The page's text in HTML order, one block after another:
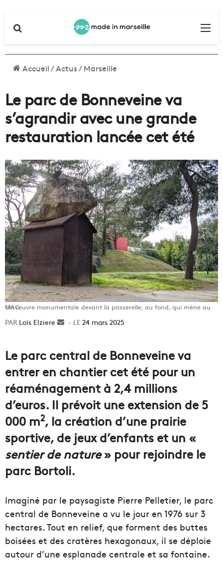
Accueil/Actus/Marseille
Le parc de Bonneveine va
s’agrandir avec une grande
restauration lancée cet été
Un œuvre monumentale devant la passerelle, au fond, qui mène au MAC.
Loïs Elziere
Envoyer24 mars 2025
Le parc central de Bonneveine va
entrer en chantier cet été pour un
réaménagement à 2,4 millions
d’euros. Il prévoit une extension de 5
000 m2, la création d’une prairie
sportive, de jeux d’enfants et un «
sentier de nature» pour rejoindre le
parc Bortoli.
Imaginé par le paysagiste Pierre Pelletier, le parc
central de Bonneveine a vu le jour en 1976 sur 3
hectares. Tout en relief, que forment des buttes
boisées et des cratères hexagonaux, il se déploie
autour d’une esplanade centrale et sa fontaine.